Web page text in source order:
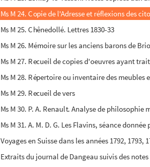
Ms M 24. Copie de l'Adresse et réflexions des
Ms M 25. Chênedollé. Lettres 1830-33
Ms M 26. Mémoire sur les anciens barons de
Ms M 27. Recueil de copies d'oeuvres ayant
Ms M 28. Répertoire ou inventaire des
Ms M 29. Recueil de vers
Ms M 30. P. A. Renault. Analyse de philosophie
Ms M 31. A. M. D. G. Les Flavins, séance
Voyages en Suisse dans les années 1792, 1793,
Extraits du journal de Dangeau suivis des